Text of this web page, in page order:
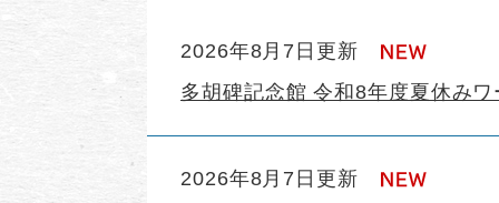
2026年8月7日更新
多胡碑記念館 令和8年度夏休み
2026年8月7日更新